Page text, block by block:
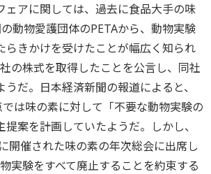
ェアに関しては、過去に食品大手の味
動物愛護団体のPETAから、動物実験
らきかけを受けたことが幅広く知られ
の株式を取得したことを公言し、同社
うだ。日本経済新聞の報道によると、
は味の素に対して「不要な動物実験の
案を計画していたようだ。しかし、
開催された味の素の年次総会に出席し
実験をすべて廃止することを約束する